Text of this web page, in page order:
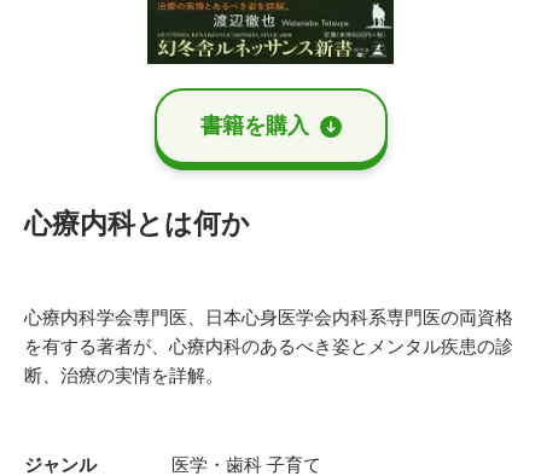
書籍を購⼊
心療内科とは何か
心療内科学会専門医、日本心身医学会内科系専門医の両資格
を有する著者が、心療内科のあるべき姿とメンタル疾患の診
断、治療の実情を詳解。
ジャンル 医学・歯科 子育て